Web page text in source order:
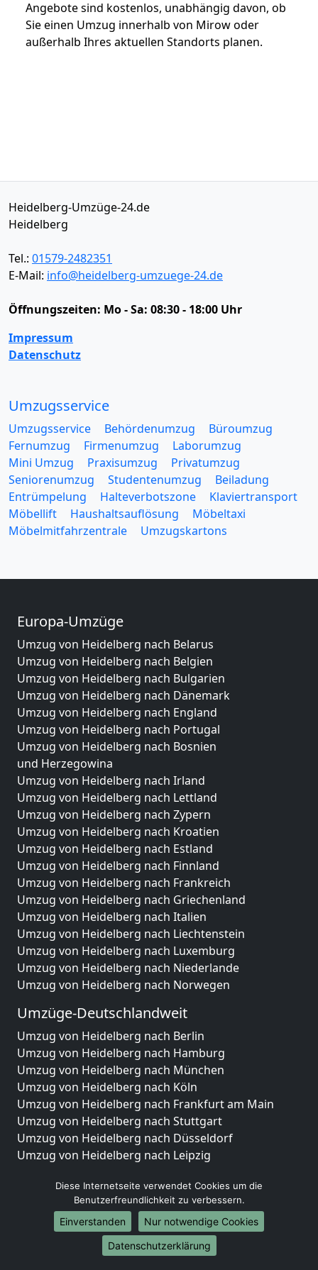
Angebote sind kostenlos, unabhängig davon, ob
Sie einen Umzug innerhalb von Mirow oder
außerhalb Ihres aktuellen Standorts planen.
Heidelberg-Umzüge-24.de
Heidelberg
Tel.: 01579-2482351
E-Mail: info@heidelberg-umzuege-24.de
Öffnungszeiten: Mo - Sa: 08:30 - 18:00 Uhr
Impressum
Datenschutz
Umzugsservice
Umzugsservice Behördenumzug
Büroumzug
Fernumzug
Firmenumzug
Laborumzug
Mini Umzug
Praxisumzug
Privatumzug
Seniorenumzug
Studentenumzug
Beiladung
Entrümpelung
Halteverbotszone
Klaviertransport
Möbellift
Haushaltsauflösung
Möbeltaxi
Möbelmitfahrzentrale
Umzugskartons
Europa-Umzüge
Umzug von Heidelberg nach Belarus
Umzug von Heidelberg nach Belgien
Umzug von Heidelberg nach Bulgarien
Umzug von Heidelberg nach Dänemark
Umzug von Heidelberg nach England
Umzug von Heidelberg nach Portugal
Umzug von Heidelberg nach Bosnien
und Herzegowina
Umzug von Heidelberg nach Irland
Umzug von Heidelberg nach Lettland
Umzug von Heidelberg nach Zypern
Umzug von Heidelberg nach Kroatien
Umzug von Heidelberg nach Estland
Umzug von Heidelberg nach Finnland
Umzug von Heidelberg nach Frankreich
Umzug von Heidelberg nach Griechenland
Umzug von Heidelberg nach Italien
Umzug von Heidelberg nach Liechtenstein
Umzug von Heidelberg nach Luxemburg
Umzug von Heidelberg nach Niederlande
Umzug von Heidelberg nach Norwegen
Umzüge-Deutschlandweit
Umzug von Heidelberg nach Berlin
Umzug von Heidelberg nach Hamburg
Umzug von Heidelberg nach München
Umzug von Heidelberg nach Köln
Umzug von Heidelberg nach Frankfurt am Main
Umzug von Heidelberg nach Stuttgart
Umzug von Heidelberg nach Düsseldorf
Umzug von Heidelberg nach Leipzig
Umzug von Heidelberg nach Essen
Umzug von Heidelberg nach Bremen
Umzug von Heidelberg nach Dresden
Umzug von Heidelberg nach Hannover
Umzug von Heidelberg nach Nürnberg
Diese Internetseite verwendet Cookies um die
Benutzerfreundlichkeit zu verbessern.
Einverstanden
Nur notwendige Cookies
Datenschutzerklärung